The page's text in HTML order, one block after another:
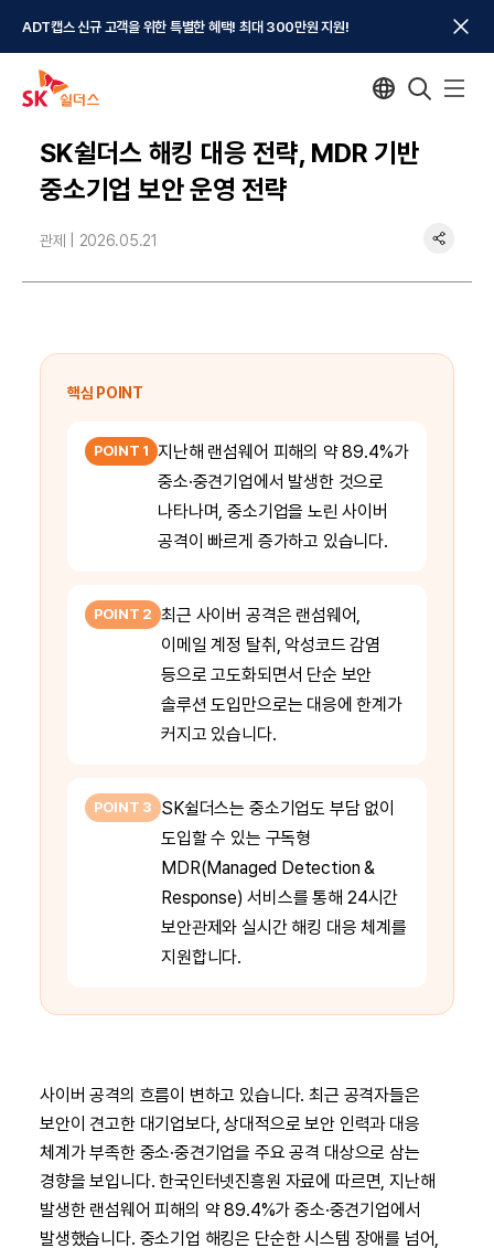
ADT캡스 신규 고객을 위한 특별한 혜택! 최대 300만원 지원!
SK쉴더스 해킹 대응 전략, MDR 기반
중소기업 보안 운영 전략
관제 | 2026.05.21
핵심 POINT
POINT 1
지난해 랜섬웨어 피해의 약 89.4%가
중소·중견기업에서 발생한 것으로
나타나며, 중소기업을 노린 사이버
공격이 빠르게 증가하고 있습니다.
POINT 2
최근 사이버 공격은 랜섬웨어,
이메일 계정 탈취, 악성코드 감염
등으로 고도화되면서 단순 보안
솔루션 도입만으로는 대응에 한계가
커지고 있습니다.
POINT 3
SK쉴더스는 중소기업도 부담 없이
도입할 수 있는 구독형
MDR(Managed Detection &
Response) 서비스를 통해 24시간
보안관제와 실시간 해킹 대응 체계를
지원합니다.
사이버 공격의 흐름이 변하고 있습니다. 최근 공격자들은
보안이 견고한 대기업보다, 상대적으로 보안 인력과 대응
체계가 부족한 중소·중견기업을 주요 공격 대상으로 삼는
경향을 보입니다. 한국인터넷진흥원 자료에 따르면, 지난해
발생한 랜섬웨어 피해의 약 89.4%가 중소·중견기업에서
발생했습니다. 중소기업 해킹은 단순한 시스템 장애를 넘어,